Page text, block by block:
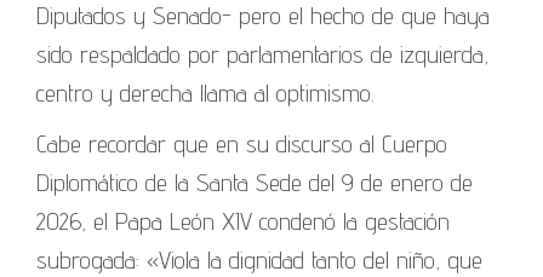
Diputados y Senado- pero el hecho de que haya
sido respaldado por parlamentarios de izquierda,
centro y derecha llama al optimismo.
Cabe recordar que en su discurso al Cuerpo
Diplomático de la Santa Sede del 9 de enero de
2026, el Papa León XIV condenó la gestación
subrogada: «Viola la dignidad tanto del niño, que